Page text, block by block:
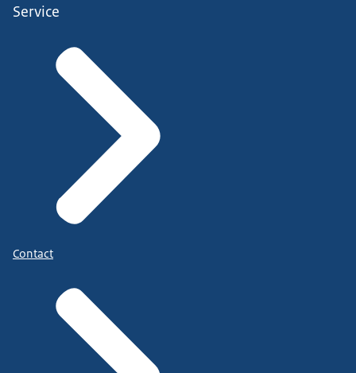
Service
Contact